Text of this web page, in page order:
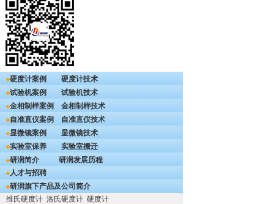
硬度计案例
硬度计技术
试验机案例
试验机技术
金相制样案例
金相制样技术
自准直仪案例
自准直仪技术
显微镜案例
显微镜技术
实验室保养
实验室搬迁
研润简介
研润发展历程
人才与招聘
研润旗下产品及公司简介
维氏硬度计 洛氏硬度计 硬度计